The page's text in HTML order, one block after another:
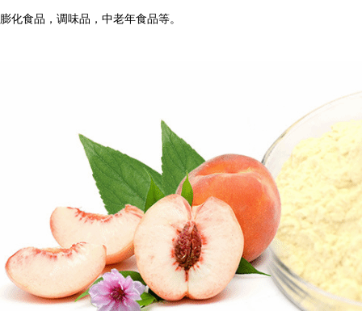
膨化食品，调味品，中老年食品等。